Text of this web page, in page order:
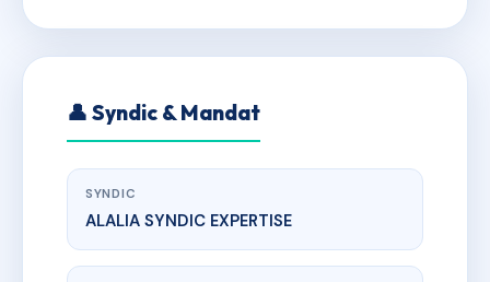
👤 Syndic & Mandat
SYNDIC
ALALIA SYNDIC EXPERTISE